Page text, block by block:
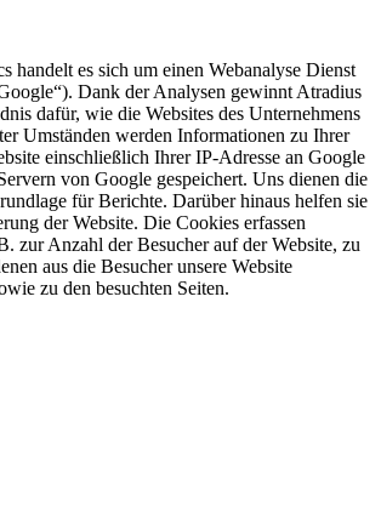
handelt es sich um einen Webanalyse Dienst
Dank der Analysen gewinnt Atradius
dafür, wie die Websites des Unternehmens
Umständen werden Informationen zu Ihrer
einschließlich Ihrer IP-Adresse an Google
von Google gespeichert. Uns dienen die
für Berichte. Darüber hinaus helfen sie
der Website. Die Cookies erfassen
zur Anzahl der Besucher auf der Website, zu
aus die Besucher unsere Website
zu den besuchten Seiten.